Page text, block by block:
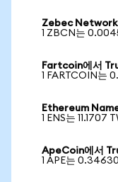
Zebec
1 ZBCN는
Fartcoin에서
1 FARTCOIN는
Ethereum
1 ENS는 11.1707
ApeCoin에서
1 APE는